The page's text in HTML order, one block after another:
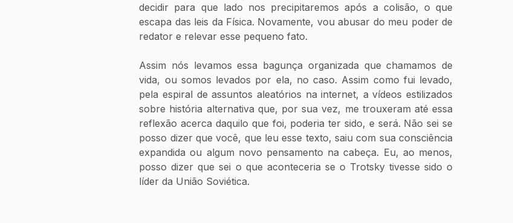
decidir para que lado nos precipitaremos após a colisão, o que
escapa das leis da Física. Novamente, vou abusar do meu poder de
redator e relevar esse pequeno fato.
Assim nós levamos essa bagunça organizada que chamamos de
vida, ou somos levados por ela, no caso. Assim como fui levado,
pela espiral de assuntos aleatórios na internet, a vídeos estilizados
sobre história alternativa que, por sua vez, me trouxeram até essa
reflexão acerca daquilo que foi, poderia ter sido, e será. Não sei se
posso dizer que você, que leu esse texto, saiu com sua consciência
expandida ou algum novo pensamento na cabeça. Eu, ao menos,
posso dizer que sei o que aconteceria se o Trotsky tivesse sido o
líder da União Soviética.